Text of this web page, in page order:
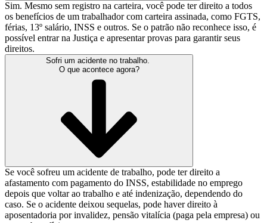
Sim. Mesmo sem registro na carteira, você pode ter direito a todos
os benefícios de um trabalhador com carteira assinada, como FGTS,
férias, 13º salário, INSS e outros. Se o patrão não reconhece isso, é
possível entrar na Justiça e apresentar provas para garantir seus
direitos.
Sofri um acidente no trabalho.
O que acontece agora?
Se você sofreu um acidente de trabalho, pode ter direito a
afastamento com pagamento do INSS, estabilidade no emprego
depois que voltar ao trabalho e até indenização, dependendo do
caso. Se o acidente deixou sequelas, pode haver direito à
aposentadoria por invalidez, pensão vitalícia (paga pela empresa) ou